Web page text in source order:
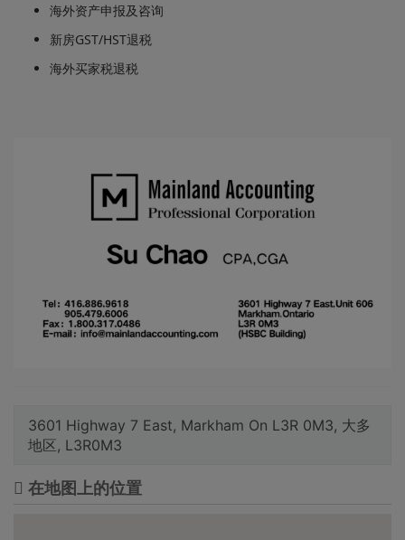
海外资产申报及咨询
新房GST/HST退税
海外买家税退税
3601 Highway 7 East, Markham On L3R 0M3, 大多
地区, L3R0M3
在地图上的位置